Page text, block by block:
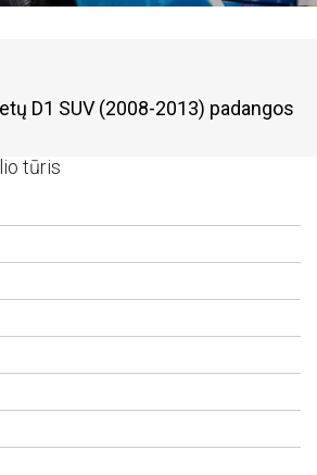
D1 SUV (2008-2013) padangos
tūris